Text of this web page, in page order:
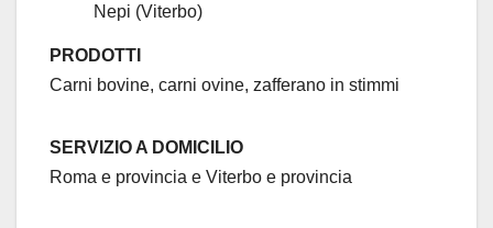
Nepi (Viterbo)
PRODOTTI
Carni bovine, carni ovine, zafferano in stimmi
SERVIZIO A DOMICILIO
Roma e provincia e Viterbo e provincia